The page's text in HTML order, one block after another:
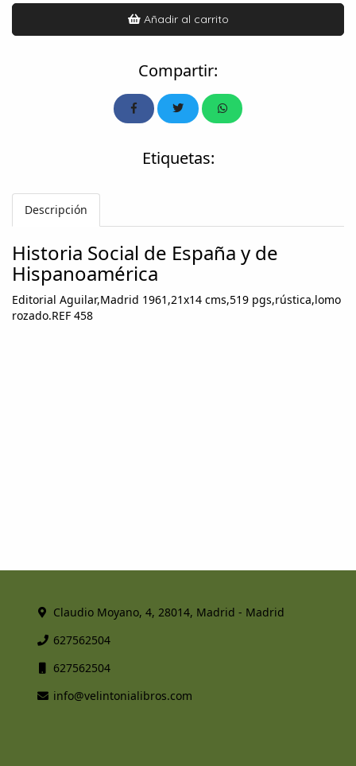
Añadir al carrito
Compartir:
Etiquetas:
Descripción
Historia Social de España y de
Hispanoamérica
Editorial Aguilar,Madrid 1961,21x14 cms,519 pgs,rústica,lomo
rozado.REF 458
Claudio Moyano, 4, 28014, Madrid - Madrid
627562504
627562504
info@velintonialibros.com